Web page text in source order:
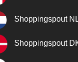
Shoppingspout
Shoppingspout